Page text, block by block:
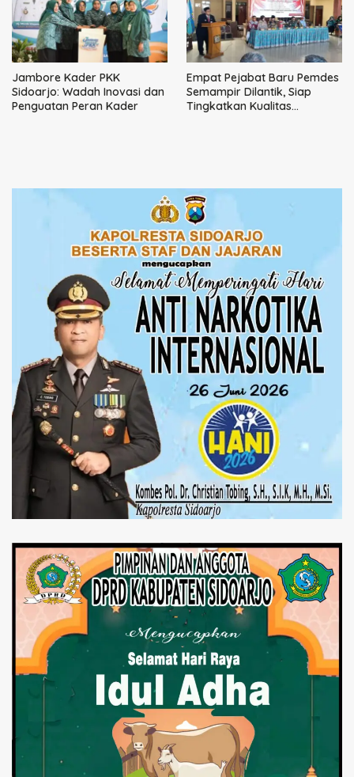
Jambore Kader PKK
Sidoarjo: Wadah Inovasi dan
Penguatan Peran Kader
Empat Pejabat Baru Pemdes
Semampir Dilantik, Siap
Tingkatkan Kualitas